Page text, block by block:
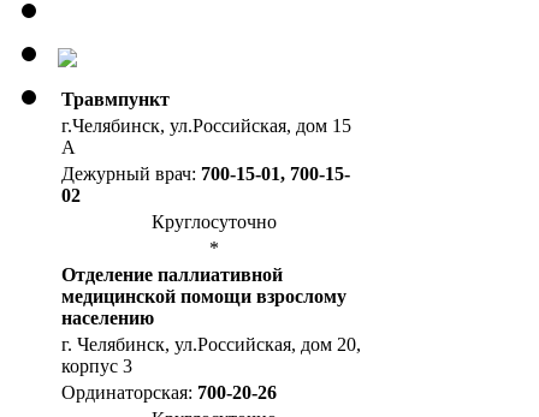
Травмпункт
г.Челябинск, ул.Российская, дом 15
А
Дежурный врач: 700-15-01, 700-15-
02
Круглосуточно
*
Отделение паллиативной
медицинской помощи взрослому
населению
г. Челябинск, ул.Российская, дом 20,
корпус 3
Ординаторская: 700-20-26